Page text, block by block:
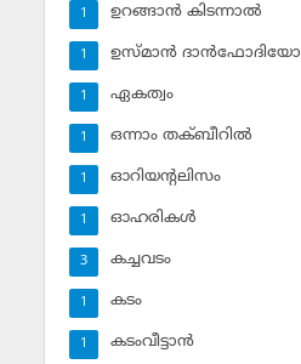
ഉറങ്ങാന്‍ കിടന്നാല്‍
1
ഉസ്മാന്‍ ദാന്‍ഫോദിയോ
1
ഏകത്വം
1
ഒന്നാം തക്ബീറില്‍
1
ഓറിയന്റലിസം
1
ഓഹരികള്‍
1
കച്ചവടം
3
കടം
1
കടംവീട്ടാന്‍
1